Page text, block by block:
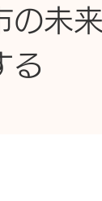
の未
る